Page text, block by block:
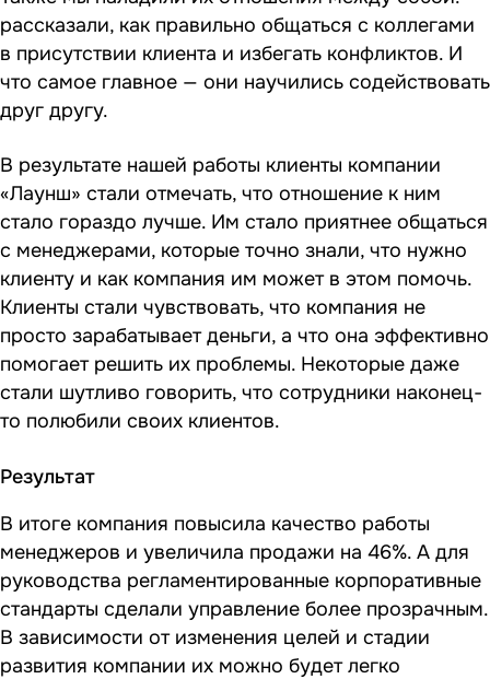
рассказали, как правильно общаться с коллегами
в присутствии клиента и избегать конфликтов. И
что самое главное — они научились содействовать
друг другу.
В результате нашей работы клиенты компании
«Лаунш» стали отмечать, что отношение к ним
стало гораздо лучше. Им стало приятнее общаться
с менеджерами, которые точно знали, что нужно
клиенту и как компания им может в этом помочь.
Клиенты стали чувствовать, что компания не
просто зарабатывает деньги, а что она эффективно
помогает решить их проблемы. Некоторые даже
стали шутливо говорить, что сотрудники наконец-
то полюбили своих клиентов.
Результат
В итоге компания повысила качество работы
менеджеров и увеличила продажи на 46%. А для
руководства регламентированные корпоративные
стандарты сделали управление более прозрачным.
В зависимости от изменения целей и стадии
развития компании их можно будет легко